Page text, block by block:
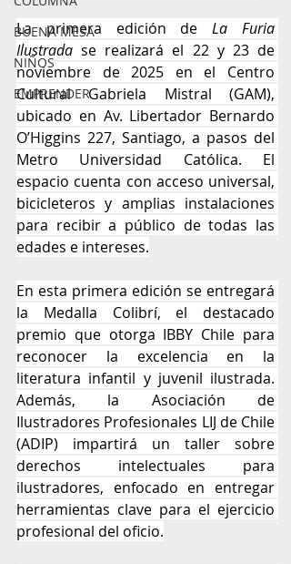
BUENA MESA
NIÑOS
EMPRENDER
La primera edición de La Furia
Ilustrada se realizará el 22 y 23 de
noviembre de 2025 en el Centro
Cultural Gabriela Mistral (GAM),
ubicado en Av. Libertador Bernardo
O’Higgins 227, Santiago, a pasos del
Metro Universidad Católica. El
espacio cuenta con acceso universal,
bicicleteros y amplias instalaciones
para recibir a público de todas las
edades e intereses.
En esta primera edición se entregará
la Medalla Colibrí, el destacado
premio que otorga IBBY Chile para
reconocer la excelencia en la
literatura infantil y juvenil ilustrada.
Además, la Asociación de
Ilustradores Profesionales LIJ de Chile
(ADIP) impartirá un taller sobre
derechos intelectuales para
ilustradores, enfocado en entregar
herramientas clave para el ejercicio
profesional del oficio.